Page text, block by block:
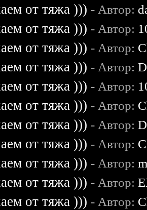
от тяжа ))) - Автор:
от тяжа ))) - Автор:
от тяжа ))) - Автор:
от тяжа ))) - Автор:
от тяжа ))) - Автор:
от тяжа ))) - Автор:
от тяжа ))) - Автор:
от тяжа ))) - Автор:
от тяжа ))) - Автор:
от тяжа ))) - Автор:
от тяжа ))) - Автор: